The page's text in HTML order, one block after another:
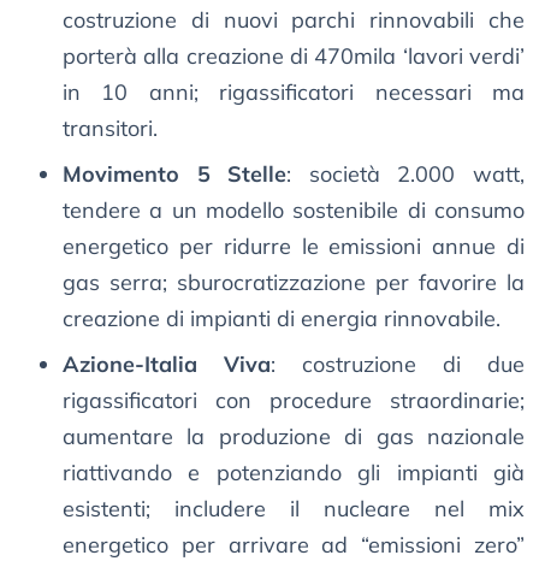
costruzione di nuovi parchi rinnovabili che
porterà alla creazione di 470mila ‘lavori verdi’
in 10 anni; rigassificatori necessari ma
transitori.
Movimento 5 Stelle: società 2.000 watt,
tendere a un modello sostenibile di consumo
energetico per ridurre le emissioni annue di
gas serra; sburocratizzazione per favorire la
creazione di impianti di energia rinnovabile.
Azione-Italia Viva: costruzione di due
rigassificatori con procedure straordinarie;
aumentare la produzione di gas nazionale
riattivando e potenziando gli impianti già
esistenti; includere il nucleare nel mix
energetico per arrivare ad “emissioni zero”